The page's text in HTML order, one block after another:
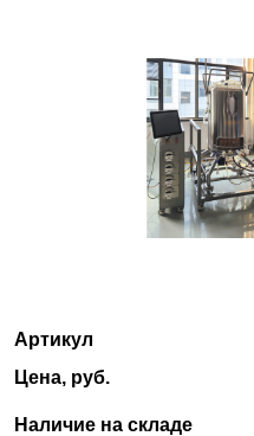
Партнеры
Технический сервис
Артикул
Цена, руб.
Наличие на складе